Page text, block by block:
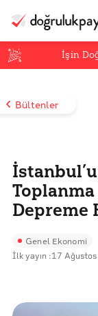
İşin
Bültenler
Depreme
Genel Ekonomi
İlk yayın :17